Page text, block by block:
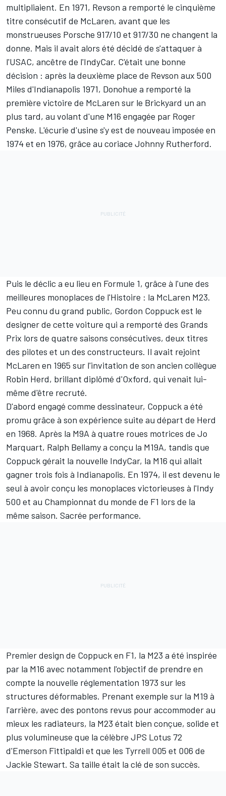
multipliaient. En 1971, Revson a remporté le cinquième
titre consécutif de McLaren, avant que les
monstrueuses Porsche 917/10 et 917/30 ne changent la
donne. Mais il avait alors été décidé de s'attaquer à
l'USAC, ancêtre de l'IndyCar. C'était une bonne
décision : après la deuxième place de Revson aux 500
Miles d'Indianapolis 1971, Donohue a remporté la
première victoire de McLaren sur le Brickyard un an
plus tard, au volant d'une M16 engagée par Roger
Penske. L'écurie d'usine s'y est de nouveau imposée en
1974 et en 1976, grâce au coriace Johnny Rutherford.
Puis le déclic a eu lieu en Formule 1, grâce à l'une des
meilleures monoplaces de l'Histoire : la McLaren M23.
Peu connu du grand public, Gordon Coppuck est le
designer de cette voiture qui a remporté des Grands
Prix lors de quatre saisons consécutives, deux titres
des pilotes et un des constructeurs. Il avait rejoint
McLaren en 1965 sur l'invitation de son ancien collègue
Robin Herd, brillant diplômé d'Oxford, qui venait lui-
même d'être recruté.
D'abord engagé comme dessinateur, Coppuck a été
promu grâce à son expérience suite au départ de Herd
en 1968. Après la M9A à quatre roues motrices de Jo
Marquart, Ralph Bellamy a conçu la M19A, tandis que
Coppuck gérait la nouvelle IndyCar, la M16 qui allait
gagner trois fois à Indianapolis. En 1974, il est devenu le
seul à avoir conçu les monoplaces victorieuses à l'Indy
500 et au Championnat du monde de F1 lors de la
même saison. Sacrée performance.
Premier design de Coppuck en F1, la M23 a été inspirée
par la M16 avec notamment l'objectif de prendre en
compte la nouvelle réglementation 1973 sur les
structures déformables. Prenant exemple sur la M19 à
l'arrière, avec des pontons revus pour accommoder au
mieux les radiateurs, la M23 était bien conçue, solide et
plus volumineuse que la célèbre JPS Lotus 72
d'Emerson Fittipaldi et que les Tyrrell 005 et 006 de
Jackie Stewart. Sa taille était la clé de son succès.